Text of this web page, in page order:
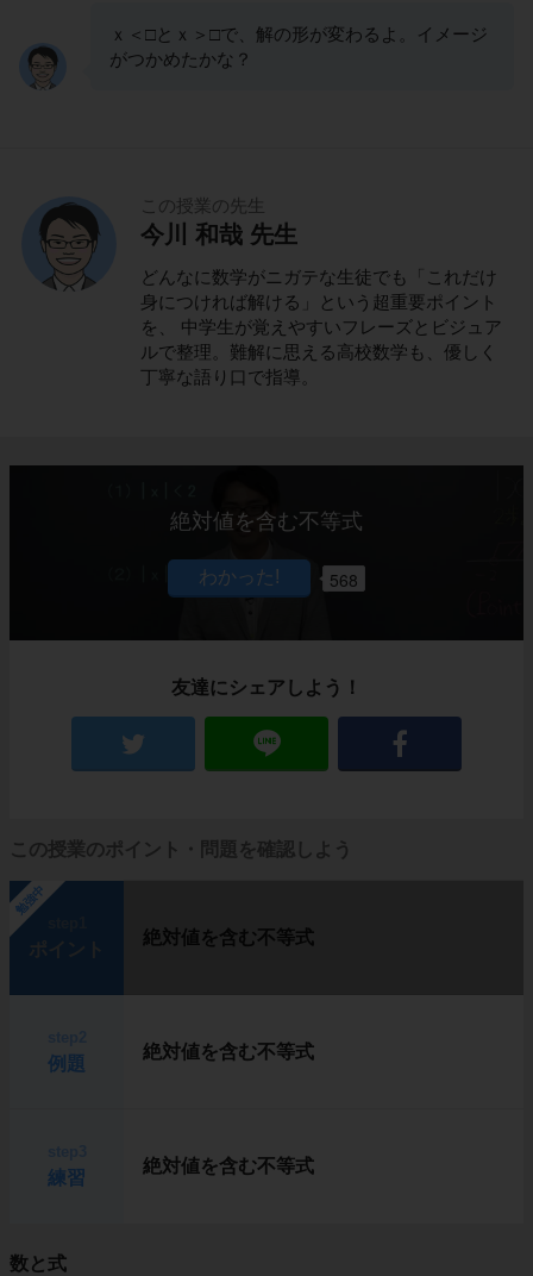
ｘ＜□とｘ＞□で、解の形が変わるよ。イメージ
がつかめたかな？
この授業の先生
今川 和哉 先生
どんなに数学がニガテな生徒でも「これだけ
身につければ解ける」という超重要ポイント
を、 中学生が覚えやすいフレーズとビジュア
ルで整理。難解に思える高校数学も、優しく
丁寧な語り口で指導。
絶対値を含む不等式
568
友達にシェアしよう！
この授業のポイント・問題を確認しよう
勉強中
絶対値を含む不等式
例題
絶対値を含む不等式
練習
絶対値を含む不等式
数と式